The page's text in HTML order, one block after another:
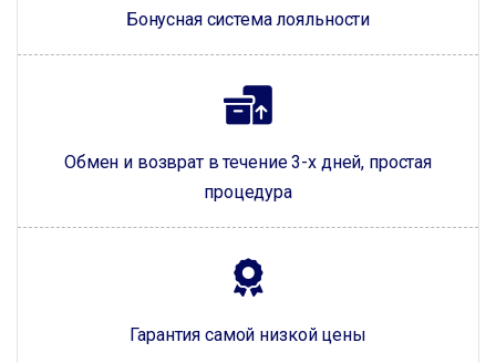
Бонусная система лояльности
Обмен и возврат в течение 3-х дней, простая
процедура
Гарантия самой низкой цены